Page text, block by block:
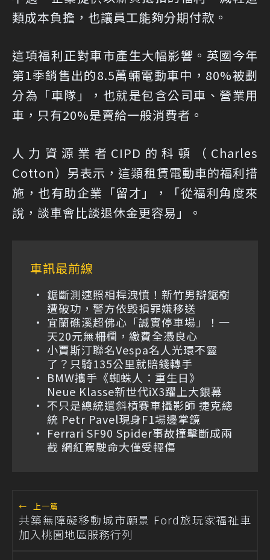
類成本負擔，也讓員工能夠分期付款。
這項福利正對車市產生大幅影響。英國今年
第1季銷售出的8.5萬輛電動車中，80%被劃
分為「車隊」，也就是包含公司車、營業用
車，只有20%是賣給一般消費者。
人力資源業者CIPD的科頓（Charles
Cotton）另表示，這類租賃電動車的福利措
施，也有助企業「留才」，「從福利角度來
說，談車會比談退休金更容易」。
車訊最前線
鋸斷測速照相桿洩憤！新竹男辯鋸樹
遭破功，警方依毀損罪嫌移送
宜蘭礁溪超佛心「誠實停車場」！一
天20元無柵欄，繳費全憑良心
小賈斯汀聯名Vespa名人光環不靈
了？只騎135公里就賠錢轉手
BMW攜手《蜘蛛人：重生日》
Neue Klasse新世代iX3躍上大銀幕
不只是總統還斜槓賽車攝影師 捷克總
統 Petr Pavel現身F1場邊掌鏡
Ferrari SF90 Spider事故撞擊斷成兩
截 網紅駕駛命大僅受輕傷
← 上一篇
共築無障礙移動城市願景 Ford旅玩家福祉車
加入桃園地區服務行列